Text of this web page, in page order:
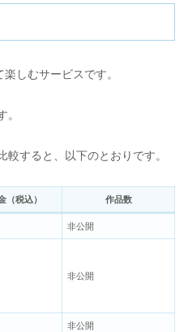
しむサービスです。
。
すると、以下のとおりです。
（税込） 作品数
非公開
非公開
非公開